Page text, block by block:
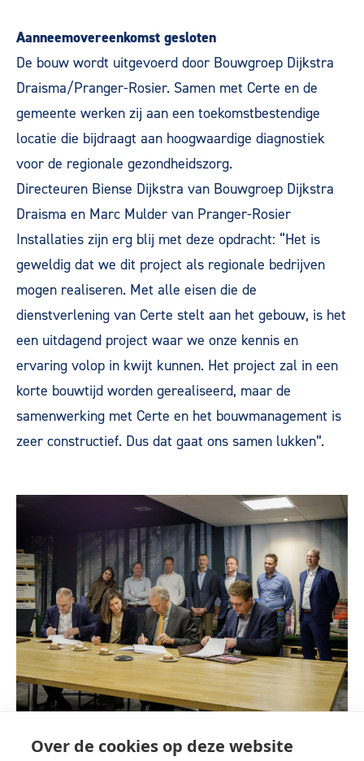
Over de cookies op deze website
Aanneemovereenkomst gesloten
De bouw wordt uitgevoerd door Bouwgroep Dijkstra
Draisma/Pranger-Rosier. Samen met Certe en de
gemeente werken zij aan een toekomstbestendige
locatie die bijdraagt aan hoogwaardige diagnostiek
voor de regionale gezondheidszorg.
Directeuren Biense Dijkstra van Bouwgroep Dijkstra
Draisma en Marc Mulder van Pranger-Rosier
Installaties zijn erg blij met deze opdracht: “Het is
geweldig dat we dit project als regionale bedrijven
mogen realiseren. Met alle eisen die de
dienstverlening van Certe stelt aan het gebouw, is het
een uitdagend project waar we onze kennis en
ervaring volop in kwijt kunnen. Het project zal in een
korte bouwtijd worden gerealiseerd, maar de
samenwerking met Certe en het bouwmanagement is
zeer constructief. Dus dat gaat ons samen lukken”.